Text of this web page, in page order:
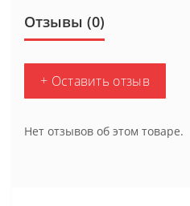
Отзывы (0)
+ Оставить отзыв
Нет отзывов об этом товаре.